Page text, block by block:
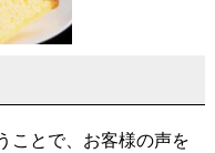
ことで、お客様の声を